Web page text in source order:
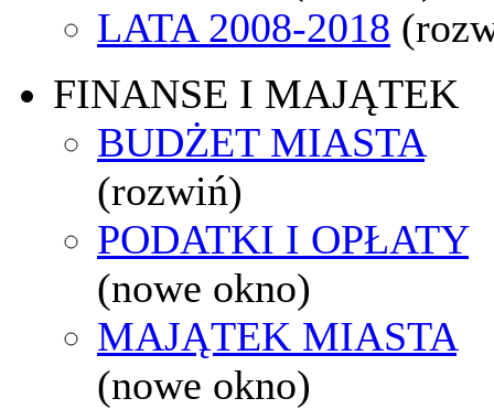
LATA 2008-2018
FINANSE I MAJĄTEK
BUDŻET MIASTA
(rozwiń)
PODATKI I OPŁATY
(nowe okno)
MAJĄTEK MIASTA
(nowe okno)